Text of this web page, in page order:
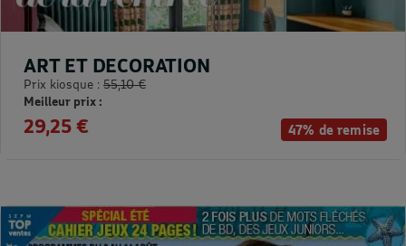
47% de remise
ART ET DECORATION
Prix kiosque : 55,10 €
Meilleur prix :
29,25 €